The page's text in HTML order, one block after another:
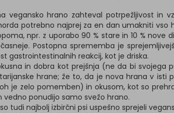
hrano zahteval potrpežljivost in
potrebno najprej za en dan umakniti
npr. z uporabo 90 % stare in 10 %
Postopna sprememba je
gastrointestinalnih reakcij, kot je driska.
in dobra kot prejšnja (ne da bi svojega
hrane; že to, da je nova hrana v
zelo pomemben) in okusom, kot so
vedno ponudijo samo svežo hrano.
tudi najbolj izbirčni psi uspešno sprejeli